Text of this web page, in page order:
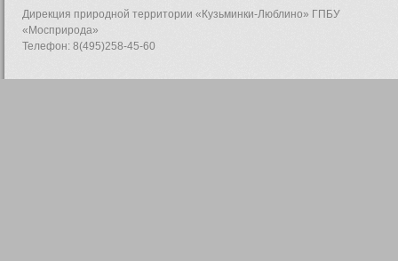
Дирекция природной территории «Кузьминки-Люблино» ГПБУ
«Мосприрода»
Телефон: 8(495)258-45-60